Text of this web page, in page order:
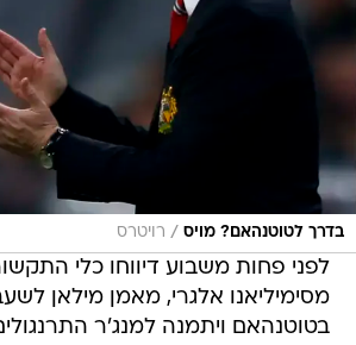
בדרך לטוטנהאם? מויס / רויטרס
לפני פחות משבוע דיווחו כלי
מסימיליאנו אלגרי, מאמן מילאן
בטוטנהאם ויתמנה למנג'ר